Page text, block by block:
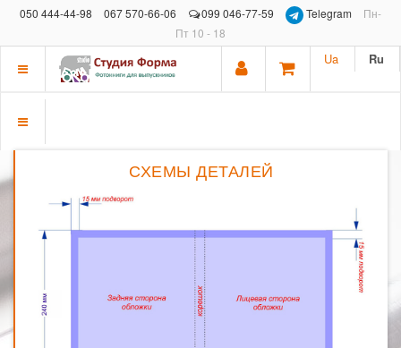
050 444-44-98 067 570-66-06 099 046-77-59 Telegram
Пн-
Пт 10 - 18
Показать
Ua Ru
Показать
СХЕМЫ ДЕТАЛЕЙ